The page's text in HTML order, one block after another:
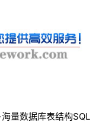
量数据库表结构SQL